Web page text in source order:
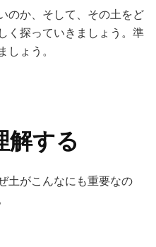
のか、そして、その土をど
く探っていきましょう。準
ょう。
解する
土がこんなにも重要なの